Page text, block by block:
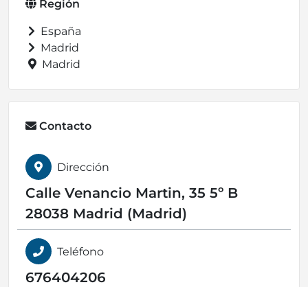
Región
España
Madrid
Madrid
Contacto
Dirección
Calle Venancio Martin, 35 5º B
28038 Madrid (Madrid)
Teléfono
676404206